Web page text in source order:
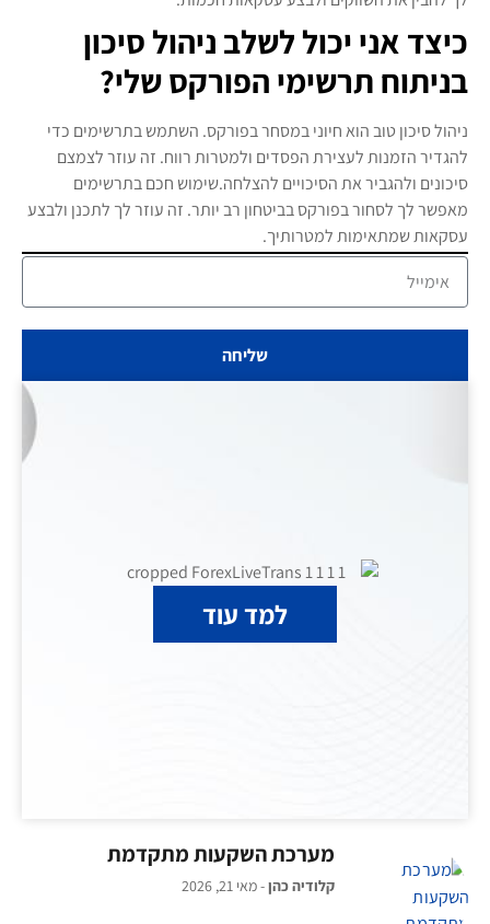
שליחה
למד עוד
מערכת השקעות מתקדמת
קלודיה כהן מאי 21, 2026
כיצד אני יכול לשלב ניהול סיכון
בניתוח תרשימי הפורקס שלי?
ניהול סיכון טוב הוא חיוני במסחר בפורקס. השתמש בתרשימים כדי
להגדיר הזמנות לעצירת הפסדים ולמטרות רווח. זה עוזר לצמצם
סיכונים ולהגביר את הסיכויים להצלחה.שימוש חכם בתרשימים
מאפשר לך לסחור בפורקס בביטחון רב יותר. זה עוזר לך לתכנן ולבצע
עסקאות שמתאימות למטרותיך.